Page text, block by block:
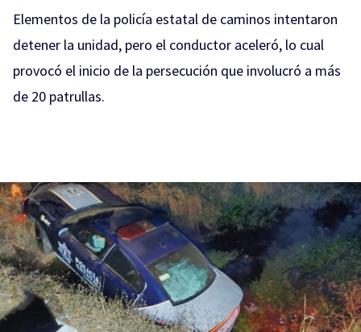
Elementos de la policía estatal de caminos intentaron
detener la unidad, pero el conductor aceleró, lo cual
provocó el inicio de la persecución que involucró a más
de 20 patrullas.